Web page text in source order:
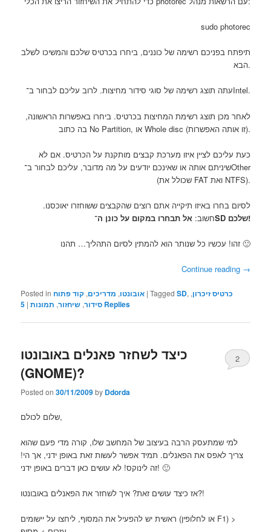
sudo photorec
תיפתח בפניכם רשימה של כוננים, ביחרו בכרטיס שלכם והמשיכו לשלב
הבא.
עתה תוצג רשימה של סוגי סידור מחיצות. לרוב עליכם לבחור ב־Intel.
לאחר מכן תוצג רשימת המחיצות בכרטיס. ביחרו באפשרות הראשונה,
בה כתוב No Partition, או Whole disc (זו אותה האפשרות).
כעת עליכם לציין איזו מערכת קבצים מותקנת על הכרטיס. אם לא
שיניתם אותה או שאינכם יודעים על מה מדובר, עליכם לבחור ב־Other
(שכולל את FAT ואת NTFS).
לסיום בחרו באיזו תיקייה אתם רוצים שהקבצים ששוחזרו יאוכסנו.
חשוב:
אל תבחרו במקום על כונן ה־SD שלכם!
זהו! עכשיו כל שנותר הוא להמתין לסיום התהליך… תהנו 🙂
Continue reading →
Posted in אובונטו, מדריכים, קוד פתוח |Tagged SD, כרטיס זיכרון,
סידור, שיחזור, תמונות |
5 Replies
כיצד לשחזר פאנלים באובונטו
(GNOME)?
Posted on30/11/2009by Ddorda
2
שלום לכולם,
למי שמתעסק הרבה בעיצוב של המחשב שלו, קורה מדי פעם שהוא
צריך לאפס את הפאנלים. תמיד אפשר לעשות זאת באופן ידני, אך הי!
זה לינוקס! לא עושים כאן דברים באופן ידני! 🙂
אז כיצד עושים זאת? איך לשחזר את הפאנלים באובונטו?!
ראשית יש להפעיל את המסוף, ליחצו על יישומים (או לחלופין F1) >